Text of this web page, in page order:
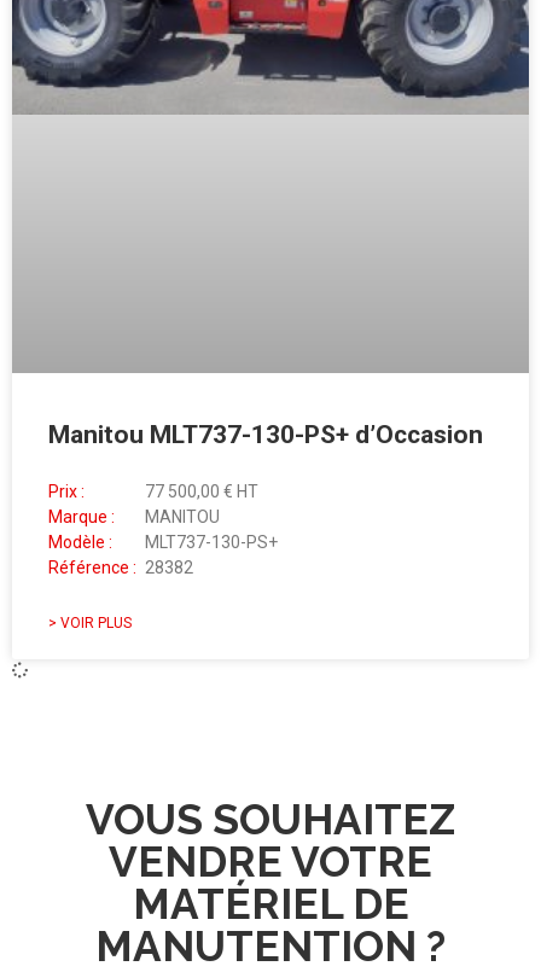
Manitou MLT737-130-PS+ d’Occasion
Prix :
77 500,00 € HT
Marque :
MANITOU
Modèle :
MLT737-130-PS+
Référence : 28382
> VOIR PLUS
VOUS SOUHAITEZ
VENDRE VOTRE
MATÉRIEL DE
MANUTENTION ?